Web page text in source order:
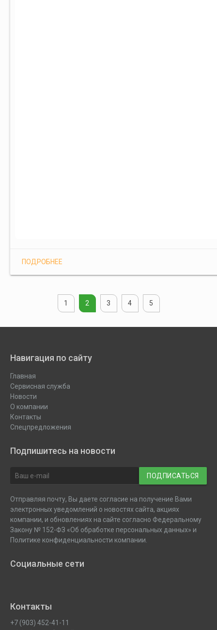
ПОДРОБНЕЕ
1 2 3 4 5
Навигация по сайту
Главная
Сервисная служба
Новости
О компании
Контакты
Спецпредложения
Подпишитесь на новости
ПОДПИСАТЬСЯ
Отправляя почту, Вы даете согласие на получение Вами
электронных уведомлений о новостях сайта, акциях
компании, и обновлениях на сайте согласно Федеральному
Закону № 152-ФЗ «Об обработке персональных данных» и
Политике конфиденциальности компании.
Социальные сети
Контакты
+7 (903) 452-41-11